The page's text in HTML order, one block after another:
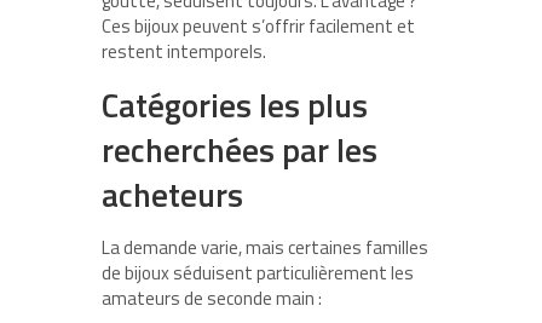
Ces bijoux peuvent s’offrir facilement et
restent intemporels.
Catégories les plus
recherchées par les
acheteurs
La demande varie, mais certaines familles
de bijoux séduisent particulièrement les
amateurs de seconde main :